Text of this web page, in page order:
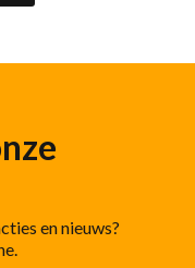
en nieuws?